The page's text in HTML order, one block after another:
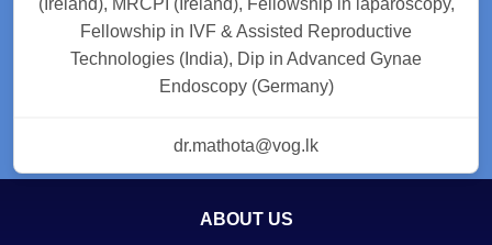
(Ireland), MRCPI (Ireland), Fellowship in laparoscopy,
Fellowship in IVF & Assisted Reproductive
Technologies (India), Dip in Advanced Gynae
Endoscopy (Germany)
dr.mathota@vog.lk
ABOUT US